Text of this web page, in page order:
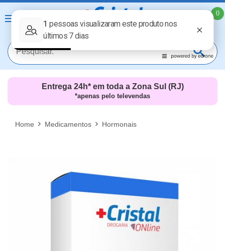
0
MAIS RESULTADOS
Entrega 24h* em toda a Zona Sul (RJ)
*apenas pelo televendas
Home Medicamentos Hormonais